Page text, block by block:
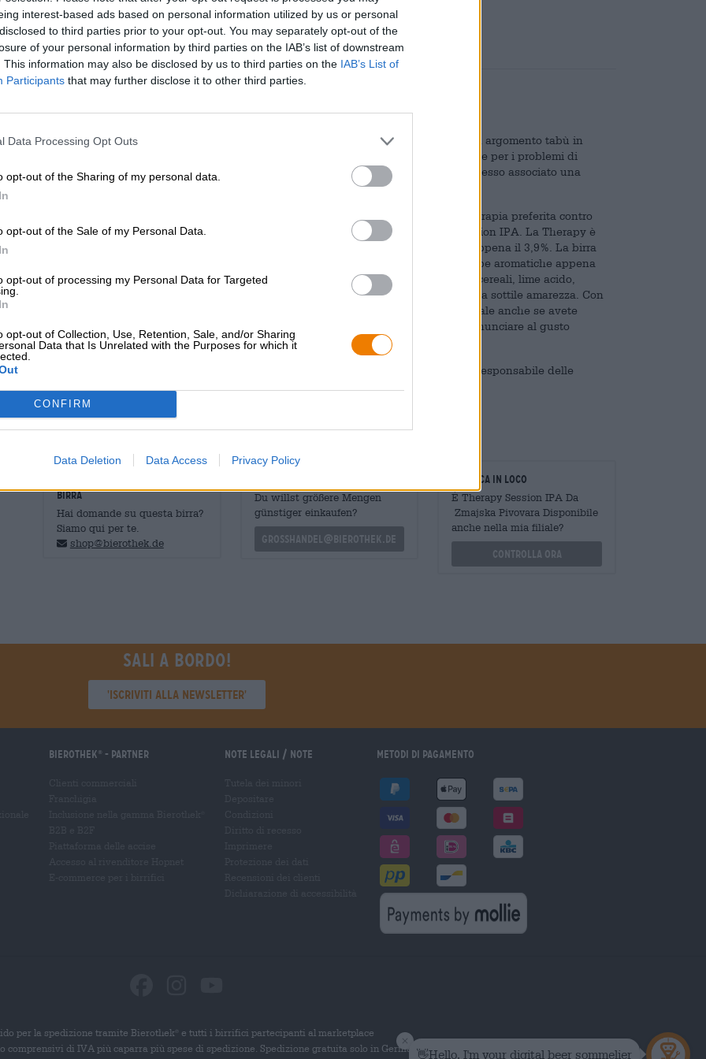
interest-based ads based on personal information utilized by us or personal
to third parties prior to your opt-out. You may separately opt-out of the
of your personal information by third parties on the IAB’s list of downstream
This information may also be disclosed by us to third parties on the IAB’s List of
Participants that may further disclose it to other third parties.
Data Processing Opt Outs
opt-out of the Sharing of my personal data.
opt-out of the Sale of my Personal Data.
opt-out of processing my Personal Data for Targeted
opt-out of Collection, Use, Retention, Sale, and/or Sharing
Data that Is Unrelated with the Purposes for which it
CONFIRM
Data Deletion Data Access Privacy Policy
* I prezzi sono comprensivi di accisa
Descrizione Informazioni Recensioni (0)
Stile birra: Session IPA
Mentre la terapia è quasi di rigore negli Stati Uniti, la salute mentale è ancora un argomento tabù in
molti paesi. Crediamo che tutti dovrebbero avere accesso a un aiuto professionale per i problemi di
salute mentale e crediamo che sia giunto il momento di porre fine allo stigma ad esso associato una
volta per tutte.
Il birrificio croato Zmajska offre uno sguardo umoristico sull’argomento: la loro terapia preferita contro
la sete di birra, la carenza acuta di luppolo e l’anemia da malto è l’omonima Session IPA. La Therapy è
una birra leggera e friabile che si distingue per un basso contenuto alcolico di appena il 3,9%. La birra
profuma di malto leggero, pompelmo fresco, agrumi succosi, frutti tropicali ed erbe aromatiche appena
tagliate e ha una nota floreale. Il gusto di Therapy colpisce con delicate note di cereali, lime acido,
pompelmo fresco e dolci frutti tropicali. Il luppolo fornisce un aroma intenso e una sottile amarezza. Con
questa birra il birrificio Zmajska ha creato una birra perfetta per i mesi estivi, ideale anche se avete
voglia di una birra leggera nel tardo pomeriggio. Un piacere per chi non vuole rinunciare al gusto
nonostante la bassa gradazione alcolica!
Avvertenza: l’alcol non è una soluzione ai problemi personali. Sosteniamo l’uso responsabile delle
BIRRA
Hai domande su questa birra?
Siamo qui per te.
shop@bierothek.de
Du willst größere Mengen
günstiger einkaufen?
grosshandel@bierothek.de
Verifica in loco
È Therapy Session IPA Da
Zmajska Pivovara Disponibile
anche nella mia filiale?
Controlla ora
Sali a bordo!
'Iscriviti alla newsletter'
Bierothek - Partner Note legali / Note Metodi di pagamento
per la spedizione tramite Bierothek
e tutti i birrifici partecipanti al marketplace
comprensivi di IVA più caparra più spese di spedizione. Spedizione gratuita solo in Germania.